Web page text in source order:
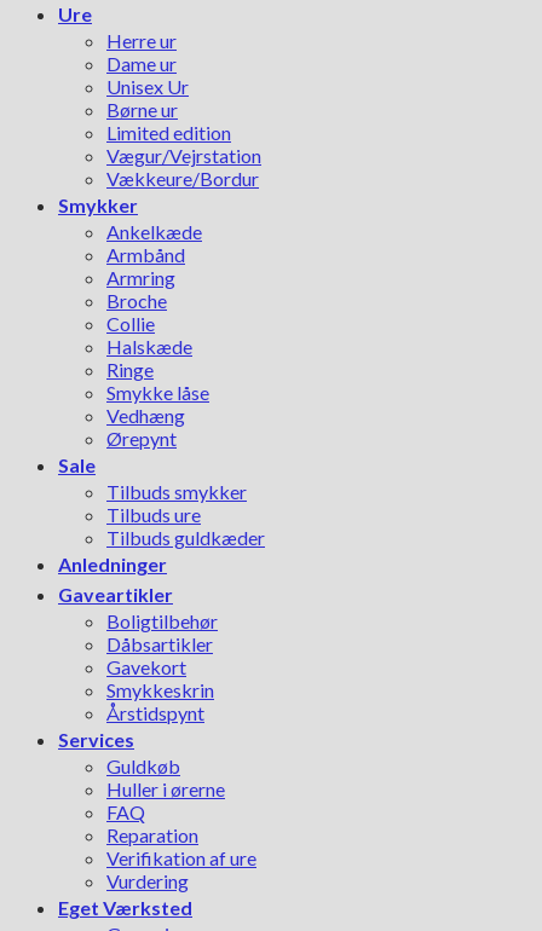
Ure
Herre ur
Dame ur
Unisex Ur
Børne ur
Limited edition
Vægur/Vejrstation
Vækkeure/Bordur
Smykker
Ankelkæde
Armbånd
Armring
Broche
Collie
Halskæde
Ringe
Smykke låse
Vedhæng
Ørepynt
Sale
Tilbuds smykker
Tilbuds ure
Tilbuds guldkæder
Anledninger
Gaveartikler
Boligtilbehør
Dåbsartikler
Gavekort
Smykkeskrin
Årstidspynt
Services
Guldkøb
Huller i ørerne
FAQ
Reparation
Verifikation af ure
Vurdering
Eget Værksted